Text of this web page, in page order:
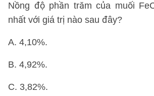
Nồng độ phần trăm của muối
nhất với giá trị nào sau đây?
A. 4,10%.
B. 4,92%.
C. 3,82%.